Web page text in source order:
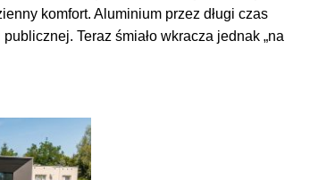
komfort. Aluminium przez długi czas
Teraz śmiało wkracza jednak „na